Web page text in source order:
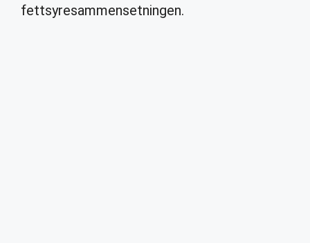
fettsyresammensetningen.